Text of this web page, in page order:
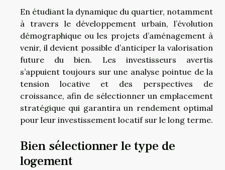
En étudiant la dynamique du quartier, notamment
à travers le développement urbain, l’évolution
démographique ou les projets d’aménagement à
venir, il devient possible d’anticiper la valorisation
future du bien. Les investisseurs avertis
s’appuient toujours sur une analyse pointue de la
tension locative et des perspectives de
croissance, afin de sélectionner un emplacement
stratégique qui garantira un rendement optimal
pour leur investissement locatif sur le long terme.
Bien sélectionner le type de
logement